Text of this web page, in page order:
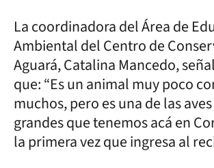
La coordinadora del Área de
Ambiental del Centro de
Aguará, Catalina Mancedo,
que: “Es un animal muy poco
muchos, pero es una de las
grandes que tenemos acá en
la primera vez que ingresa al